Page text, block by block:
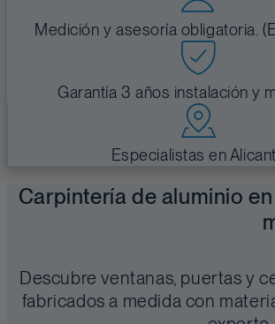
Medición y asesoría obligatoria.
Garantía 3 años instalación y
Especialistas en
Carpintería de aluminio
Descubre ventanas, puertas y
fabricados a medida con